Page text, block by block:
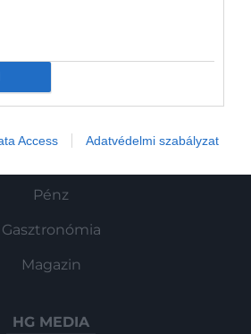
Access Adatvédelmi szabályzat
Kultúra
Pénz
Gasztronómia
Magazin
HG MEDIA